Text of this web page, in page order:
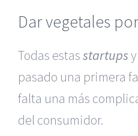
Dar vegetales
Todas estasstartups
pasado una primera
falta una más
del consumidor.